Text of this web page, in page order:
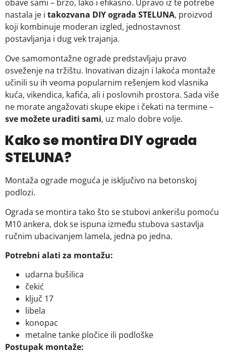
obave sami – brzo, lako i efikasno. Upravo iz te potrebe
nastala je i takozvana DIY ograda STELUNA, proizvod
koji kombinuje moderan izgled, jednostavnost
postavljanja i dug vek trajanja.
Ove samomontažne ograde predstavljaju pravo
osveženje na tržištu. Inovativan dizajn i lakoća montaže
učinili su ih veoma popularnim rešenjem kod vlasnika
kuća, vikendica, kafića, ali i poslovnih prostora. Sada više
ne morate angažovati skupe ekipe i čekati na termine –
sve možete uraditi sami, uz malo dobre volje.
Kako se montira DIY ograda
STELUNA?
Montaža ograde moguća je isključivo na betonskoj
podlozi.
Ograda se montira tako što se stubovi ankerišu pomoću
M10 ankera, dok se ispuna između stubova sastavlja
ručnim ubacivanjem lamela, jedna po jedna.
Potrebni alati za montažu:
udarna bušilica
čekić
ključ 17
libela
konopac
metalne tanke pločice ili podloške
Postupak montaže: